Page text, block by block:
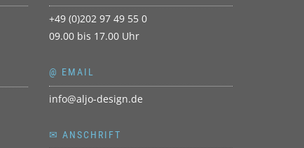
+49 (0)202 97 49 55 0
09.00 bis 17.00 Uhr
@ EMAIL
info@aljo-design.de
✉ ANSCHRIFT